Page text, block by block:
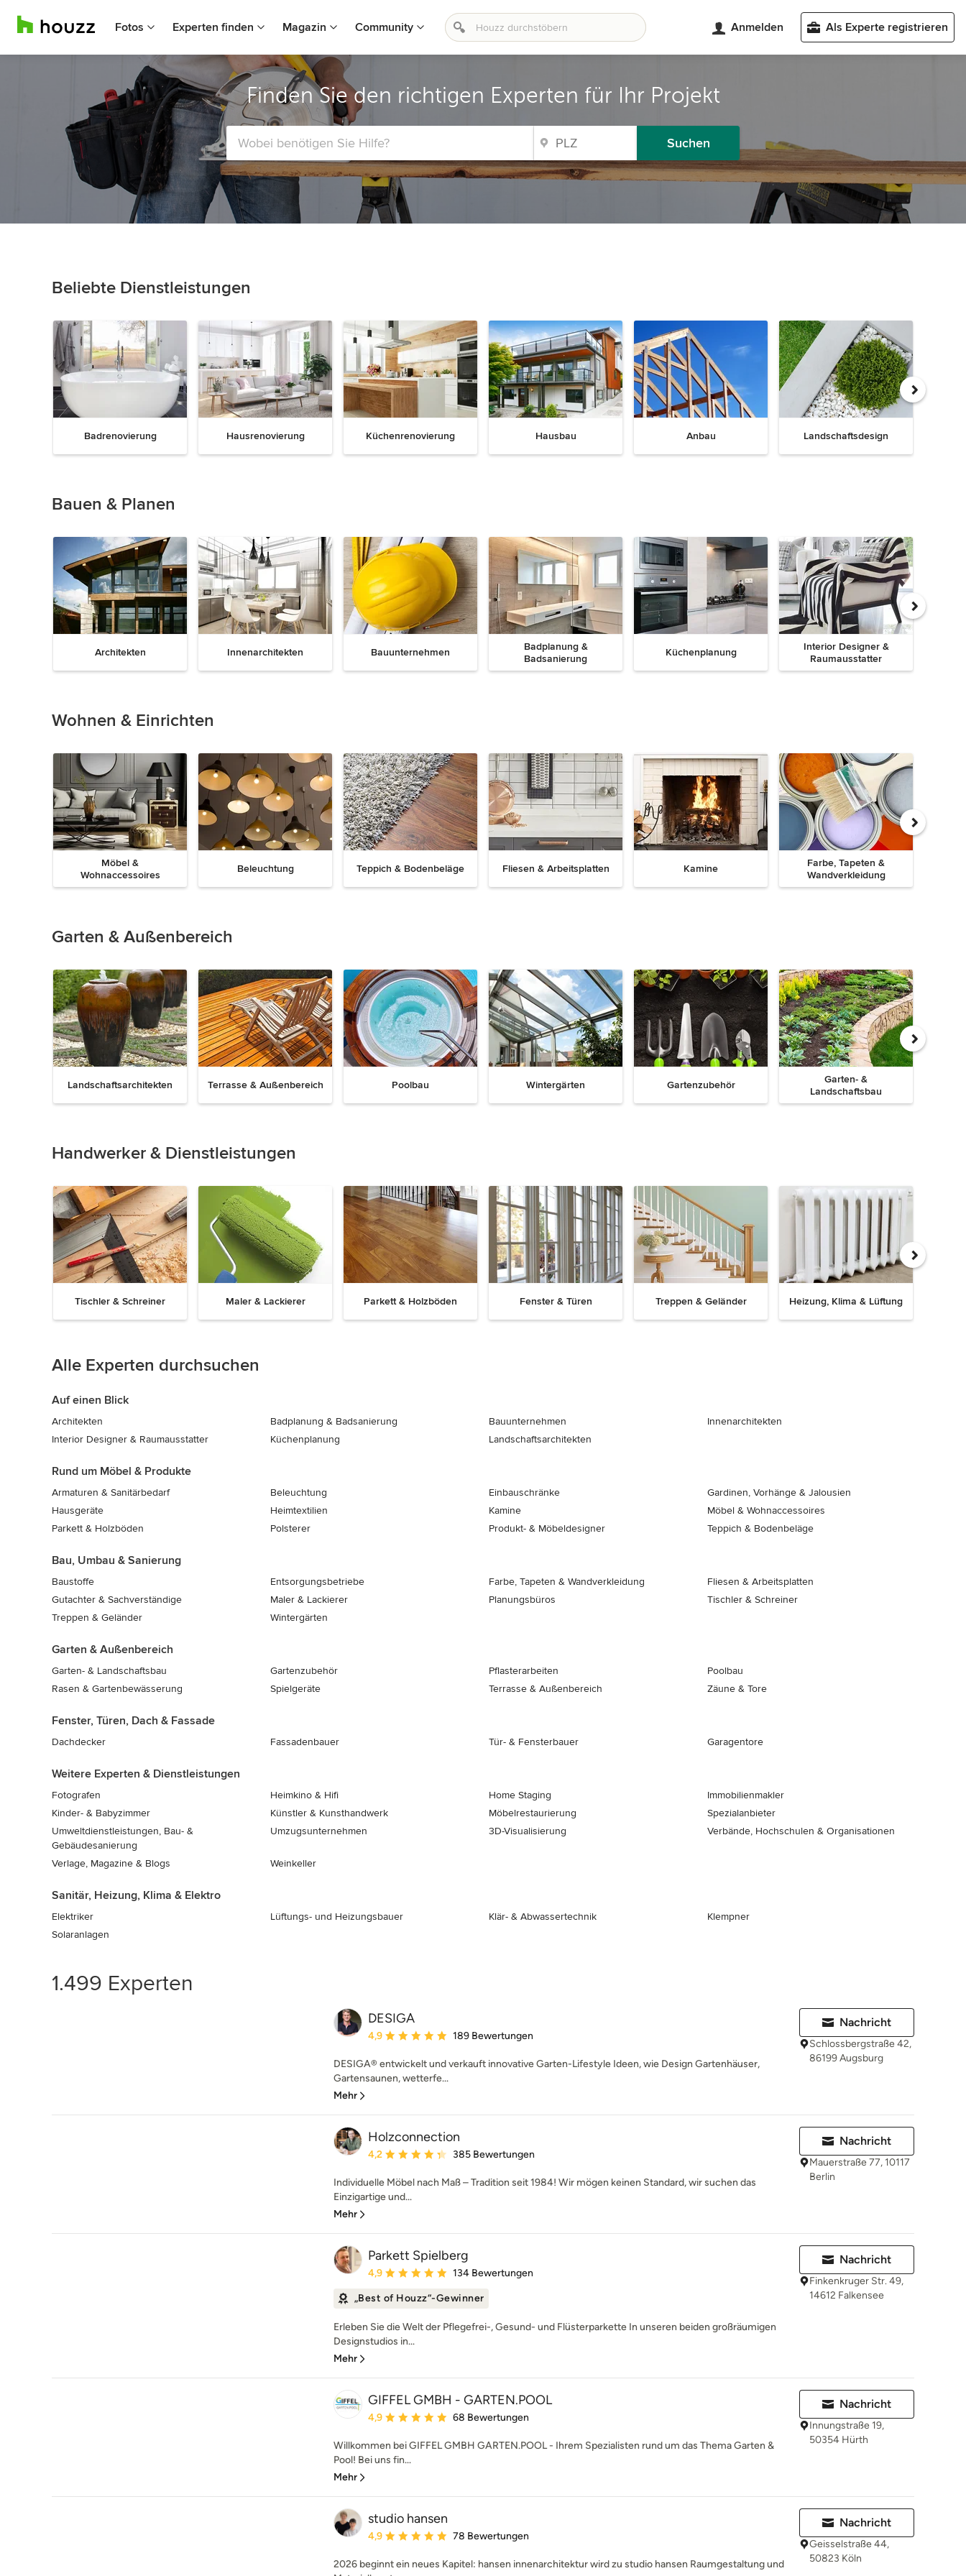
Fotos Experten finden Magazin Community Anmelden Als Experte registrieren
Finden Sie den richtigen Experten für Ihr Projekt
Suchen
Beliebte Dienstleistungen
Badrenovierung Hausrenovierung Küchenrenovierung Hausbau Anbau Landschaftsdesign
15
Bauen & Planen
Architekten Innenarchitekten Bauunternehmen
Badplanung &
Badsanierung
Küchenplanung
Interior Designer &
Raumausstatter
8Wohnen & Einrichten
Möbel &
Wohnaccessoires
Beleuchtung Teppich & Bodenbeläge Fliesen & Arbeitsplatten Kamine
Farbe, Tapeten &
Wandverkleidung
8
Garten & Außenbereich
Landschaftsarchitekten Terrasse & Außenbereich Poolbau Wintergärten Gartenzubehör
Garten- &
Landschaftsbau
8Handwerker & Dienstleistungen
Tischler & Schreiner Maler & Lackierer Parkett & Holzböden Fenster & Türen Treppen & Geländer Heizung, Klima & Lüftung
8
Alle Experten durchsuchen
Auf einen Blick
Architekten Badplanung & Badsanierung Bauunternehmen
Innenarchitekten
Interior Designer & Raumausstatter
Küchenplanung Landschaftsarchitekten
Rund um Möbel ​& Produkte
Armaturen & Sanitärbedarf Beleuchtung Einbauschränke
Gardinen, Vorhänge & Jalousien
Hausgeräte
Heimtextilien Kamine
Möbel & Wohnaccessoires
Parkett & Holzböden
Polsterer Produkt- & Möbeldesigner Teppich & Bodenbeläge
Bau, Umbau & Sanierung
Baustoffe Entsorgungsbetriebe Farbe, Tapeten & Wandverkleidung
Fliesen & Arbeitsplatten
Gutachter & Sachverständige
Maler & Lackierer Planungsbüros
Tischler & Schreiner
Treppen & Geländer
Wintergärten
Garten & Außenbereich
Garten- & Landschaftsbau Gartenzubehör Pflasterarbeiten
Poolbau
Rasen & Gartenbewässerung
Spielgeräte Terrasse & Außenbereich Zäune & Tore
Fenster, Türen, Dach & Fassade
Dachdecker Fassadenbauer Tür- & Fensterbauer Garagentore
Weitere Experten & Dienstleistungen
Fotografen Heimkino & Hifi Home Staging
Immobilienmakler
Kinder- & Babyzimmer
Künstler & Kunsthandwerk Möbelrestaurierung
Spezialanbieter
Umweltdienstleistungen, Bau- &
Gebäudesanierung
Umzugsunternehmen 3D-Visualisierung Verbände, Hochschulen & Organisationen
Verlage, Magazine & Blogs Weinkeller
Sanitär, Heizung, Klima & Elektro
Elektriker Lüftungs- und Heizungsbauer Klär- & Abwassertechnik
Klempner
Solaranlagen
1.499 Experten
DESIGA
Durchschnittliche Bewertung: 4.9 von 5 Sternen
4,9 189 Bewertungen
DESIGA® entwickelt und verkauft innovative Garten-Lifestyle Ideen, wie Design Gartenhäuser,
Gartensaunen, wetterfe...
Mehr
Nachricht
Schlossbergstraße 42,
86199 Augsburg
Holzconnection
Durchschnittliche Bewertung: 4.2 von 5 Sternen
4,2 385 Bewertungen
Individuelle Möbel nach Maß – Tradition seit 1984! Wir mögen keinen Standard, wir suchen das
Einzigartige und...
Mehr
Nachricht
Mauerstraße 77, 10117
Berlin
Parkett Spielberg
Durchschnittliche Bewertung: 4.9 von 5 Sternen
4,9 134 Bewertungen
„Best of Houzz“-Gewinner
Erleben Sie die Welt der Pflegefrei-, Gesund- und Flüsterparkette In unseren beiden großräumigen
Designstudios in...
Mehr
Nachricht
Finkenkruger Str. 49,
14612 Falkensee
GIFFEL GMBH - GARTEN.POOL
Durchschnittliche Bewertung: 4.9 von 5 Sternen
4,9 68 Bewertungen
Willkommen bei GIFFEL GMBH GARTEN.POOL - Ihrem Spezialisten rund um das Thema Garten &
Pool! Bei uns fin...
Mehr
Nachricht
Innungstraße 19,
50354 Hürth
studio hansen
Durchschnittliche Bewertung: 4.9 von 5 Sternen
4,9 78 Bewertungen
2026 beginnt ein neues Kapitel: hansen innenarchitektur wird zu studio hansen Raumgestaltung und
Nachricht
Geisselstraße 44,
50823 Köln